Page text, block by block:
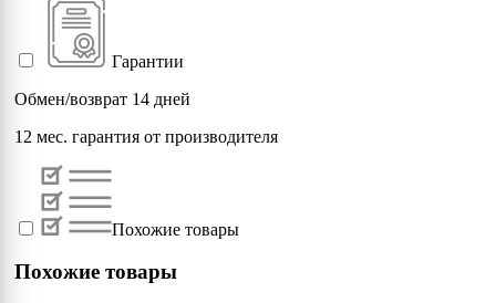
Гарантии
Обмен/возврат 14 дней
12 мес. гарантия от производителя
Похожие товары
Похожие товары